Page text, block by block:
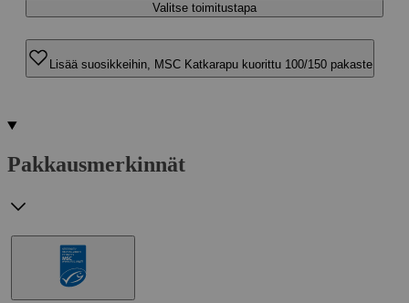
Valitse toimitustapa
Lisää suosikkeihin, MSC Katkarapu kuorittu 100/150 pakaste
Pakkausmerkinnät